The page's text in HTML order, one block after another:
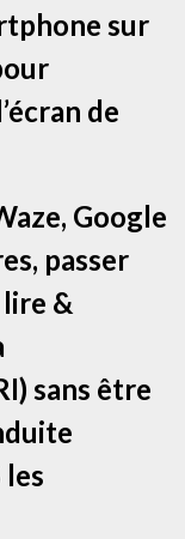
sur
de
Google
passer
&
sans être
les